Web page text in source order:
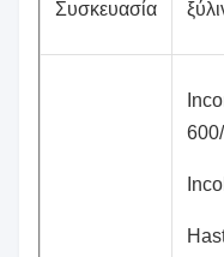
Συσκευασία